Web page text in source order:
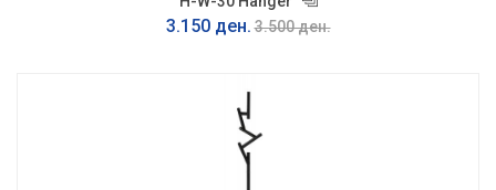
3.150 ден. 3.500 ден.